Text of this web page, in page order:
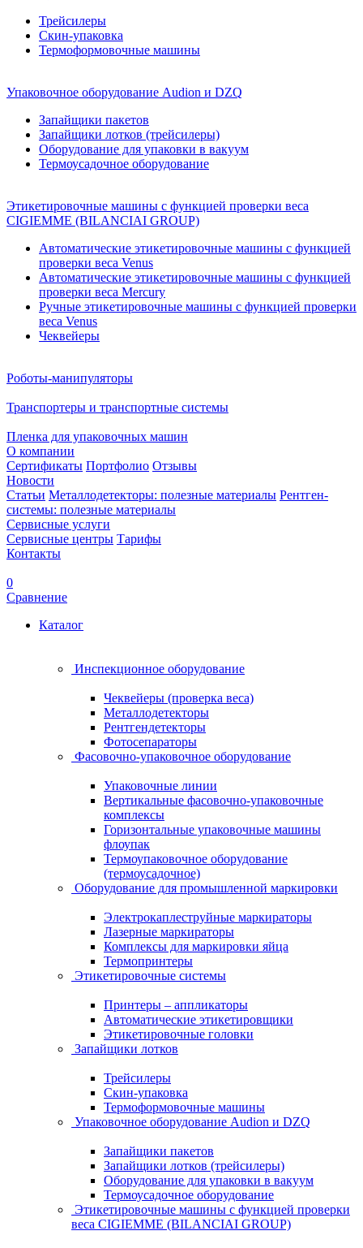
Трейсилеры
Скин-упаковка
Термоформовочные машины
Упаковочное оборудование Audion и DZQ
Запайщики пакетов
Запайщики лотков (трейсилеры)
Оборудование для упаковки в вакуум
Термоусадочное оборудование
Этикетировочные машины с функцией проверки веса
CIGIEMME (BILANCIAI GROUP)
Автоматические этикетировочные машины с функцией
проверки веса Venus
Автоматические этикетировочные машины с функцией
проверки веса Mercury
Ручные этикетировочные машины с функцией проверки
веса Venus
Чеквейеры
Роботы-манипуляторы
Транспортеры и транспортные системы
Пленка для упаковочных машин
О компании
Сертификаты Портфолио Отзывы
Новости
Статьи Металлодетекторы: полезные материалы Рентген-
системы: полезные материалы
Сервисные услуги
Сервисные центры Тарифы
Контакты
0
Сравнение
Каталог
Инспекционное оборудование
Чеквейеры (проверка веса)
Металлодетекторы
Рентгендетекторы
Фотосепараторы
Фасовочно-упаковочное оборудование
Упаковочные линии
Вертикальные фасовочно-упаковочные
комплексы
Горизонтальные упаковочные машины
флоупак
Термоупаковочное оборудование
(термоусадочное)
Оборудование для промышленной маркировки
Электрокаплеструйные маркираторы
Лазерные маркираторы
Комплексы для маркировки яйца
Термопринтеры
Этикетировочные системы
Принтеры – аппликаторы
Автоматические этикетировщики
Этикетировочные головки
Запайщики лотков
Трейсилеры
Скин-упаковка
Термоформовочные машины
Упаковочное оборудование Audion и DZQ
Запайщики пакетов
Запайщики лотков (трейсилеры)
Оборудование для упаковки в вакуум
Термоусадочное оборудование
Этикетировочные машины с функцией проверки
веса CIGIEMME (BILANCIAI GROUP)